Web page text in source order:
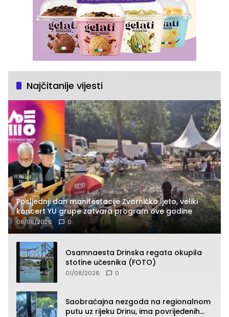
Najčitanije vijesti
Posljednji dan manifestacije Zvorničko ljeto, veliki
koncert YU grupe zatvara program ove godine
08/08/2026 0
Osamnaesta Drinska regata okupila
stotine učesnika (FOTO)
01/08/2026 0
Saobraćajna nezgoda na regionalnom
putu uz rijeku Drinu, ima povrijeđenih